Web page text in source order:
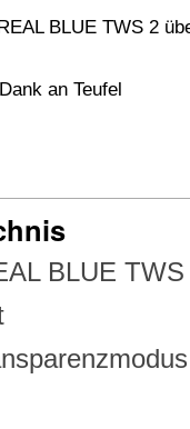
BLUE TWS 2
an Teufel
BLUE